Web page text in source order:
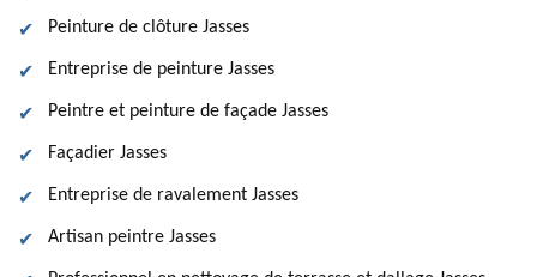
Peinture de clôture Jasses
Entreprise de peinture Jasses
Peintre et peinture de façade Jasses
Façadier Jasses
Entreprise de ravalement Jasses
Artisan peintre Jasses